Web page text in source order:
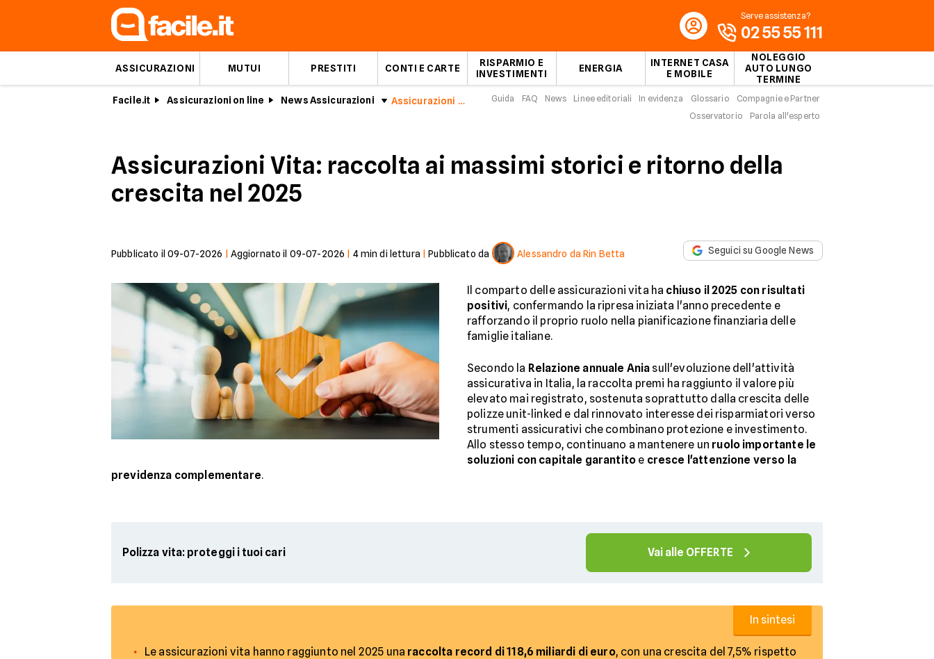
ASSICURAZIONI MUTUI PRESTITI CONTI E CARTE
RISPARMIO E
INVESTIMENTI
ENERGIA
INTERNET CASA
E MOBILE
NOLEGGIO
AUTO LUNGO
TERMINE
Serve assistenza?
02 55 55 111
Facile.it Assicurazioni on line News Assicurazioni Assicurazioni Vita: raccolta ai massimi storici Guida FAQ News Linee editoriali In evidenza Glossario
Compagnie e Partner
Osservatorio
Parola all'esperto
Assicurazioni Vita: raccolta ai massimi storici e ritorno della
crescita nel 2025
Pubblicato il 09-07-2026 Aggiornato il 09-07-2026 4min di lettura |Pubblicato da Alessandro da Rin Betta Seguici su Google News
Il comparto delle assicurazioni vita ha chiuso il 2025 con risultati
positivi, confermando la ripresa iniziata l'anno precedente e
rafforzando il proprio ruolo nella pianificazione finanziaria delle
famiglie italiane.
Secondo la Relazione annuale Ania sull'evoluzione dell'attività
assicurativa in Italia, la raccolta premi ha raggiunto il valore più
elevato mai registrato, sostenuta soprattutto dalla crescita delle
polizze unit-linked e dal rinnovato interesse dei risparmiatori verso
strumenti assicurativi che combinano protezione e investimento.
Allo stesso tempo, continuano a mantenere un ruolo importante le
soluzioni con capitale garantito e cresce l'attenzione verso la
previdenza complementare.
Polizza vita: proteggi i tuoi cari Vai alle OFFERTE
Le assicurazioni vita hanno raggiunto nel 2025 una raccolta record di 118,6 miliardi di euro, con una crescita del 7,5% rispetto
In sintesi